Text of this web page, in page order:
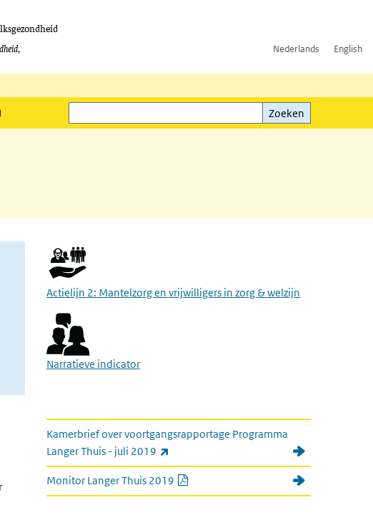
Nederlands English
Zoeken
Zoeken
Actielijn 2: Mantelzorg en vrijwilligers in zorg & welzijn
Narratieve indicator
link naar kamerbrief en monitor
Kamerbrief over voortgangsrapportage Programma
Langer Thuis - juli 2019
Monitor Langer Thuis 2019